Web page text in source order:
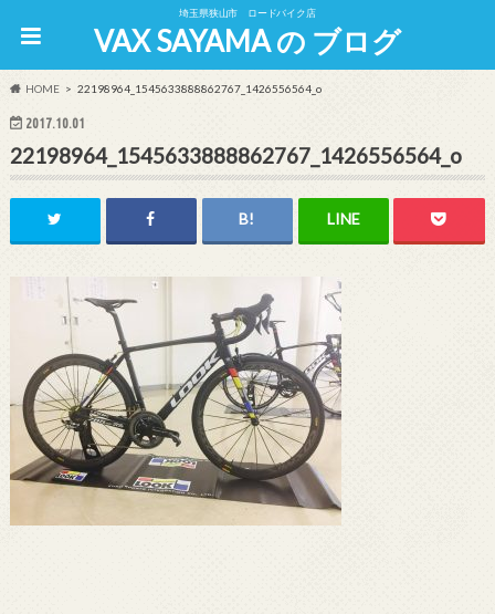
埼玉県狭山市 ロードバイク店
VAX SAYAMA の ブログ
HOME 22198964_1545633888862767_1426556564_o
2017.10.01
22198964_1545633888862767_1426556564_o